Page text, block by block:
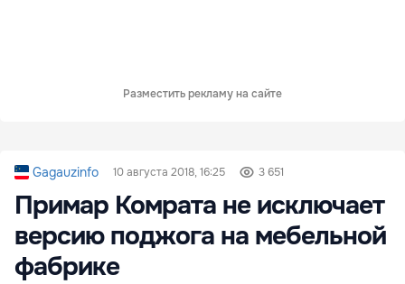
Разместить рекламу на сайте
Gagauzinfo 10 августа 2018, 16:25 3 651
Примар Комрата не исключает
версию поджога на мебельной
фабрике